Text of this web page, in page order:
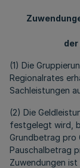
(1) Die
Regionalrates
Sachleistungen
(2) Die
festgelegt wird,
Grundbetrag pro
Pauschalbetrag
Zuwendungen ist